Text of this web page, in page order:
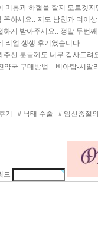
미통과 하혈을 할지 모르겟
꼭하세요.. 저도 남친과 더이
하게 받아주세요.. 정말 두
리얼 생생 후기였습니다.
주신 분들께도 너무 감사드
약국 구매방법 비아탑-시알
기 # 낙태 수술 # 임신중절
드